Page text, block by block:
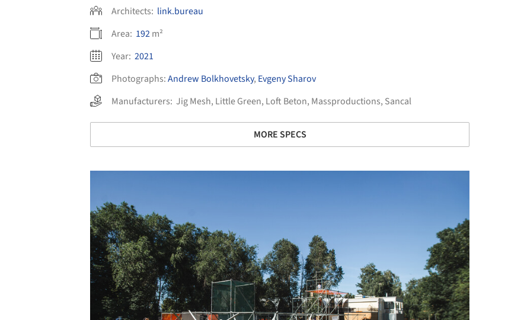
Architects: link.bureau
Area: 192m²
Year: 2021
Photographs:Andrew Bolkhovetsky, Evgeny Sharov
Manufacturers: Jig Mesh, Little Green, Loft Beton, Massproductions, Sancal
MORE SPECS